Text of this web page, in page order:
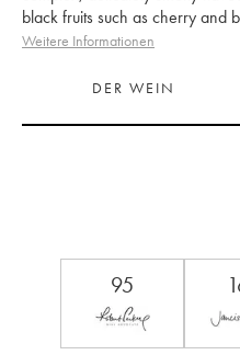
black fruits such as cherry and
Weitere Informationen
DER WEIN
95